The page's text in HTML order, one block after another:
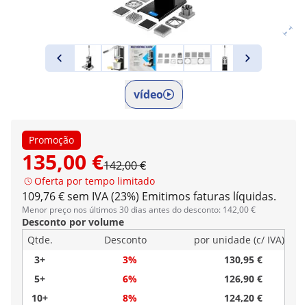
vídeo
Promoção
135,00 €142,00 €
Oferta por tempo limitado
109,76 € sem IVA (23%) Emitimos faturas líquidas.
Menor preço nos últimos 30 dias antes do desconto: 142,00 €
Desconto por volume
Qtde.
Desconto
por unidade (c/ IVA)
3+
3%
130,95 €
5+
6%
126,90 €
10+
8% 124,20 €